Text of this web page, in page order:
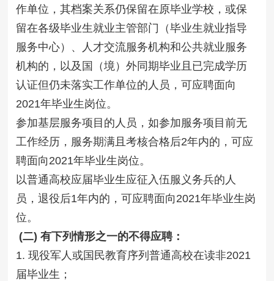
作单位，其档案关系仍保留在原毕业学校，或保
留在各级毕业生就业主管部门（毕业生就业指导
服务中心）、人才交流服务机构和公共就业服务
机构的，以及国（境）外同期毕业且已完成学历
认证但仍未落实工作单位的人员，可应聘面向
2021年毕业生岗位。
参加基层服务项目的人员，如参加服务项目前无
工作经历，服务期满且考核合格后2年内的，可应
聘面向2021年毕业生岗位。
以普通高校应届毕业生应征入伍服义务兵的人
员，退役后1年内的，可应聘面向2021年毕业生岗
位。
(二) 有下列情形之一的不得应聘：
1. 现役军人或国民教育序列普通高校在读非2021
届毕业生；